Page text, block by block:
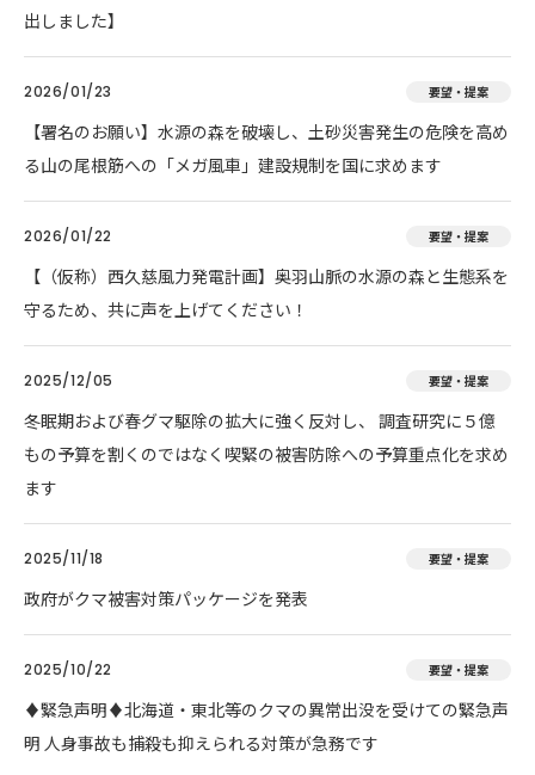
出しました】
2026/01/23 要望・提案
【署名のお願い】水源の森を破壊し、土砂災害発生の危険を高め
る山の尾根筋への「メガ風車」建設規制を国に求めます
2026/01/22 要望・提案
【（仮称）西久慈風力発電計画】奥羽山脈の水源の森と生態系を
守るため、共に声を上げてください！
2025/12/05 要望・提案
冬眠期および春グマ駆除の拡大に強く反対し、 調査研究に５億
もの予算を割くのではなく喫緊の被害防除への予算重点化を求め
ます
2025/11/18 要望・提案
政府がクマ被害対策パッケージを発表
2025/10/22 要望・提案
♦️緊急声明♦️北海道・東北等のクマの異常出没を受けての緊急声
明 人身事故も捕殺も抑えられる対策が急務です